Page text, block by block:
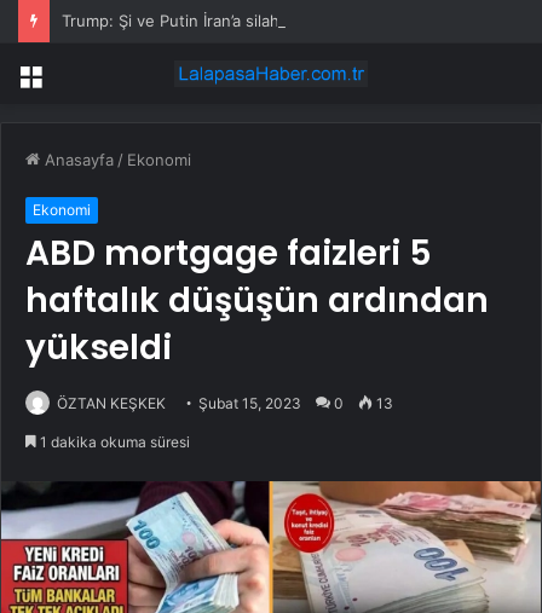
Trump: Şi ve Putin İran’a silah satmayacaklarını söyledi
Menü
Anasayfa / Ekonomi
Ekonomi
ABD mortgage faizleri 5
haftalık düşüşün ardından
yükseldi
ÖZTAN KEŞKEK Şubat 15, 2023 0 13
1 dakika okuma süresi